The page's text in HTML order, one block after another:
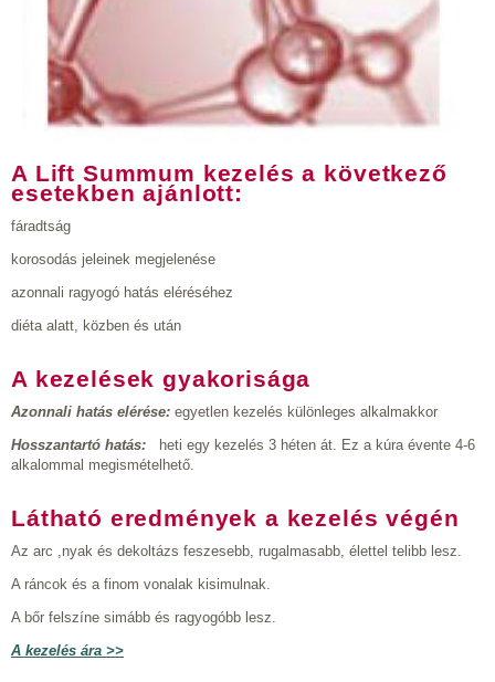
A Lift Summum kezelés a következő
esetekben ajánlott:
fáradtság
korosodás jeleinek megjelenése
azonnali ragyogó hatás eléréséhez
diéta alatt, közben és után
A kezelések gyakorisága
Azonnali hatás elérése: egyetlen kezelés különleges alkalmakkor
Hosszantartó hatás: heti egy kezelés 3 héten át. Ez a kúra évente 4-6
alkalommal megismételhető.
Látható eredmények a kezelés végén
Az arc ,nyak és dekoltázs feszesebb, rugalmasabb, élettel telibb lesz.
A ráncok és a finom vonalak kisimulnak.
A bőr felszíne simább és ragyogóbb lesz.
A kezelés ára >>